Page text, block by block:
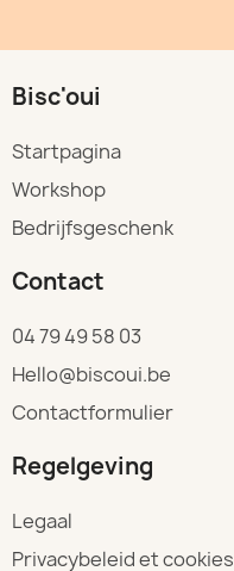
Bisc'oui
Startpagina
Workshop
Bedrijfsgeschenk
Contact
04 79 49 58 03
Hello@biscoui.be
Contactformulier
Regelgeving
Legaal
Privacybeleid et cookies